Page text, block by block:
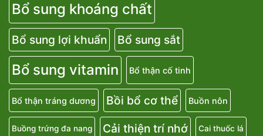
Bổ sung khoáng chất
Bổ sung lợi khuẩn Bổ sung sắt
Bổ sung vitamin Bổ thận cố tinh
Bổ thận tráng dương Bồi bổ cơ thể Buồn nôn
Buồng trứng đa nang Cải thiện trí nhớ Cai thuốc lá